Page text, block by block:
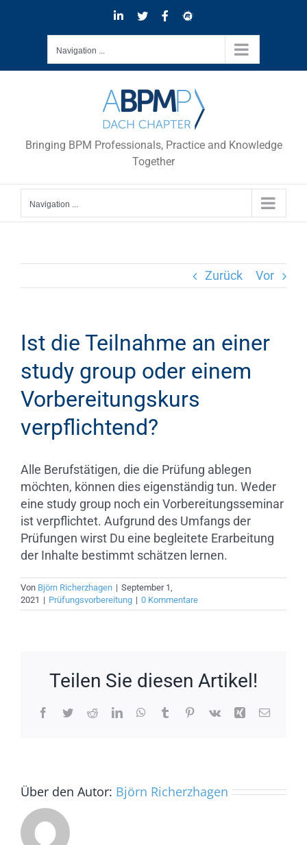
LinkedIn
TwitterFacebookMeetup
Navigation ...
Bringing BPM Professionals, Practice and Knowledge
Together
Navigation ...
Zurück Vor
Ist die Teilnahme an einer
study group oder einem
Vorbereitungskurs
verpflichtend?
Alle Berufstätigen, die die Prüfung ablegen
möchten, können dies eigenständig tun. Weder
eine study group noch ein Vorbereitungsseminar
ist verpflichtet. Aufgrund des Umfangs der
Prüfungen wirst Du eine begleitete Erarbeitung
der Inhalte bestimmt schätzen lernen.
Von Björn Richerzhagen | September 1,
2021 | Prüfungsvorbereitung | 0 Kommentare
Teilen Sie diesen Artikel!
Facebook
TwitterRedditLinkedInWhatsApp
TumblrPinterest
Vk Xing E-
Über den Autor: Björn Richerzhagen